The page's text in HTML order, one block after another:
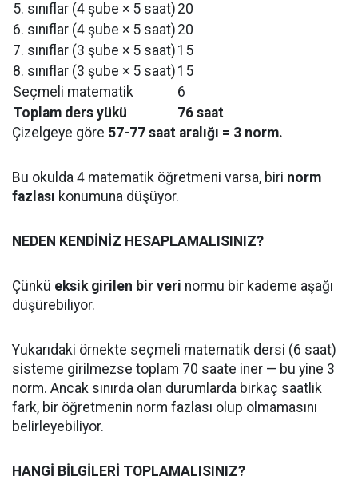
5. sınıflar (4 şube × 5 saat) 20
6. sınıflar (4 şube × 5 saat) 20
7. sınıflar (3 şube × 5 saat) 15
8. sınıflar (3 şube × 5 saat) 15
Seçmeli matematik
6
Toplam ders yükü
76 saat
Çizelgeye göre 57-77 saat aralığı = 3 norm.
Bu okulda 4 matematik öğretmeni varsa, biri norm
fazlası konumuna düşüyor.
NEDEN KENDİNİZ HESAPLAMALISINIZ?
Çünkü eksik girilen bir veri normu bir kademe aşağı
düşürebiliyor.
Yukarıdaki örnekte seçmeli matematik dersi (6 saat)
sisteme girilmezse toplam 70 saate iner — bu yine 3
norm. Ancak sınırda olan durumlarda birkaç saatlik
fark, bir öğretmenin norm fazlası olup olmamasını
belirleyebiliyor.
HANGİ BİLGİLERİ TOPLAMALISINIZ?